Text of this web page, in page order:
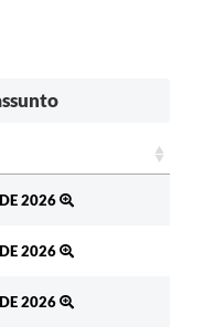
2026
2026
2026